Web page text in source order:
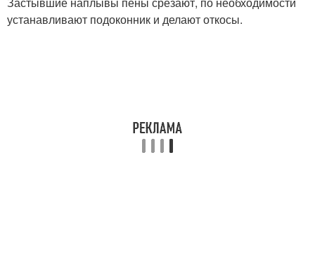
устанавливают подоконник и делают откосы.